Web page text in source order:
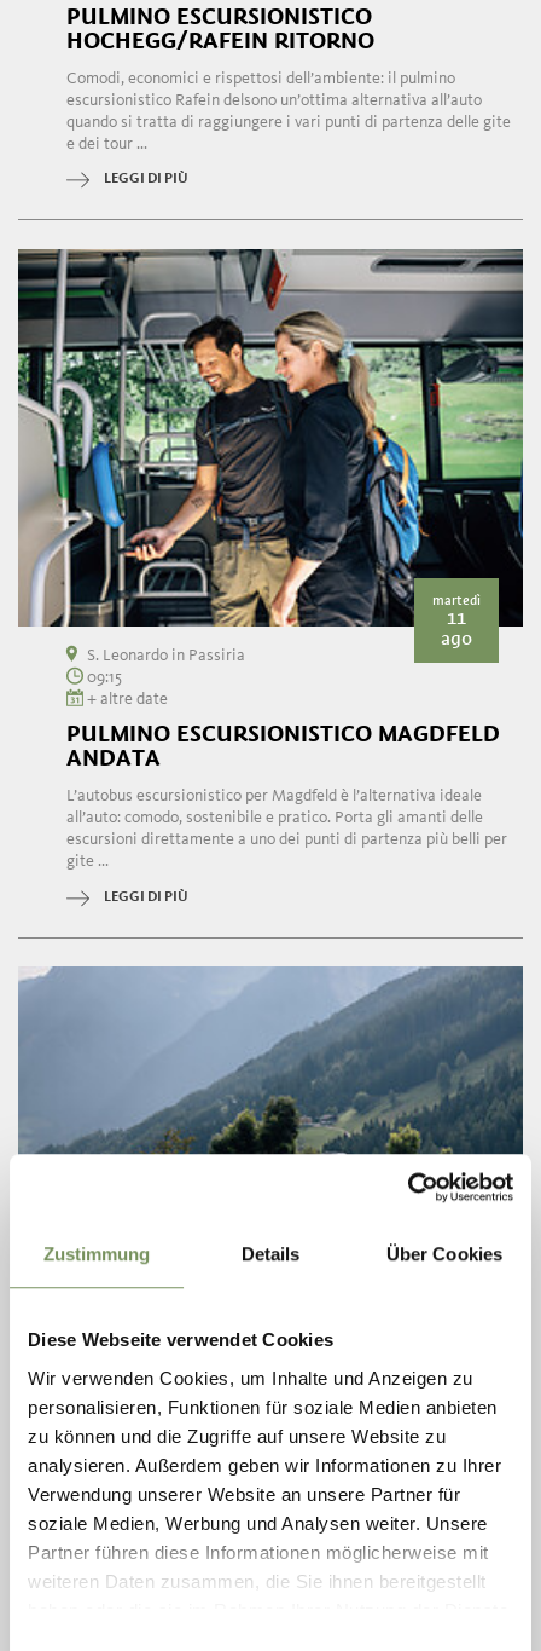
Zustimmung Details Über Cookies
Diese Webseite verwendet Cookies
Wir verwenden Cookies, um Inhalte und Anzeigen zu
personalisieren, Funktionen für soziale Medien anbieten
zu können und die Zugriffe auf unsere Website zu
analysieren. Außerdem geben wir Informationen zu Ihrer
Verwendung unserer Website an unsere Partner für
soziale Medien, Werbung und Analysen weiter. Unsere
Partner führen diese Informationen möglicherweise mit
weiteren Daten zusammen, die Sie ihnen bereitgestellt
PULMINO ESCURSIONISTICO
HOCHEGG/RAFEIN RITORNO
Comodi, economici e rispettosi dell’ambiente: il pulmino
escursionistico Rafein delsono un’ottima alternativa all’auto
quando si tratta di raggiungere i vari punti di partenza delle gite
e dei tour ...
LEGGI DI PIÙ
martedì
11
ago
S. Leonardo in Passiria
09:15
+ altre date
PULMINO ESCURSIONISTICO MAGDFELD
ANDATA
L’autobus escursionistico per Magdfeld è l’alternativa ideale
all’auto: comodo, sostenibile e pratico. Porta gli amanti delle
escursioni direttamente a uno dei punti di partenza più belli per
gite ...
LEGGI DI PIÙ
S. Leonardo in Passiria
+ altre date
PULMINO ESCURSIONISTICO MAGDFELD
RITORNO
L’autobus escursionistico per Magdfeld è l’alternativa ideale
all’auto: comodo, sostenibile e pratico. Porta gli amanti delle
escursioni direttamente a uno dei punti di partenza più belli per
gite ...